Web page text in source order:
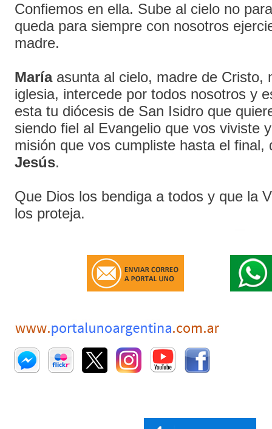
Confiemos en ella. Sube al cielo no
queda para siempre con nosotros
madre.
Maríaasunta al cielo, madre de Cristo,
iglesia, intercede por todos nosotros y
esta tu diócesis de San Isidro que
siendo fiel al Evangelio que vos viviste
misión que vos cumpliste hasta el final,
Jesús.
Que Dios los bendiga a todos y que la
los proteja.